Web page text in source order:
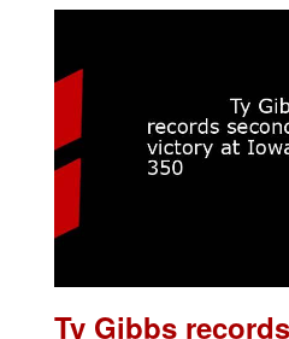
Ty Gibbs